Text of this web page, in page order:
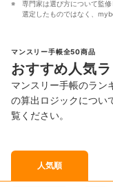
専門家は選び方について監
選定したものではなく、
マンスリー手帳全50商品
おすすめ人気
マンスリー手帳のラン
の算出ロジックについ
覧ください。
人気順